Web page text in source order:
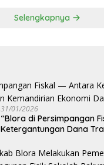
Selengkapnya
31/01/2026
‎“Blora di Persimpangan
Ketergantungan Dana